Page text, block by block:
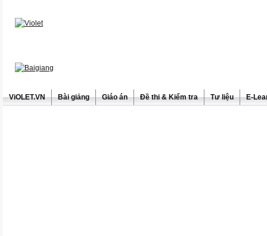
ViOLET.VN Bài giảng Giáo án Đề thi & Kiểm tra Tư liệu E-